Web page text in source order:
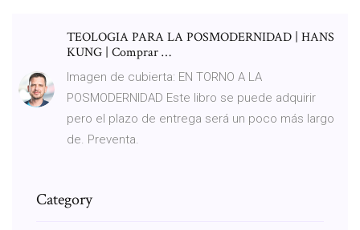
TEOLOGIA PARA LA POSMODERNIDAD | HANS
KUNG | Comprar …
Imagen de cubierta: EN TORNO A LA
POSMODERNIDAD Este libro se puede adquirir
pero el plazo de entrega será un poco más largo
de. Preventa.
Category